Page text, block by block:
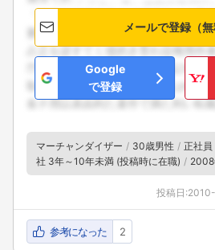
メールで登録（無
Google
で登録
マーチャンダイザー 30歳男性 正社員
社 3年～10年未満 (投稿時に在職)
投稿日:
参考になった 2